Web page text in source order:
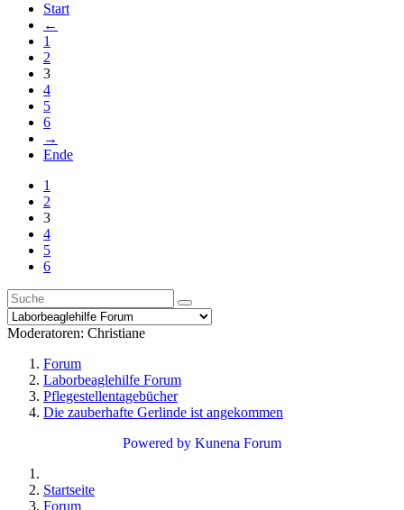
Start
←
1
2
3
4
5
6
→
Ende
1
2
3
4
5
6
Moderatoren: Christiane
Forum
Laborbeaglehilfe Forum
Pflegestellentagebücher
Die zauberhafte Gerlinde ist angekommen
Powered by Kunena Forum
Startseite
Forum